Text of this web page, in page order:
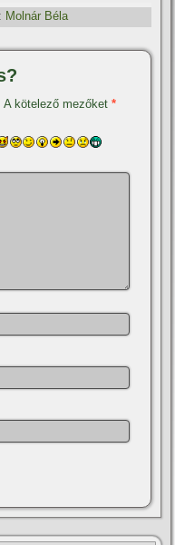
Molnár Béla
A kötelező mezőket*